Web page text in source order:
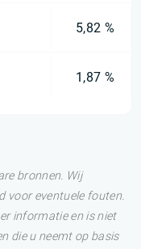
5,82 %
1,87 %
bronnen. Wij
voor eventuele fouten.
informatie en is niet
die u neemt op basis